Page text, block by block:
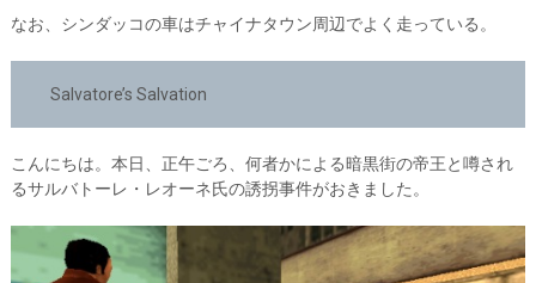
なお、シンダッコの車はチャイナタウン周辺でよく走っている。
Salvatore’s Salvation
こんにちは。本日、正午ごろ、何者かによる暗黒街の帝王と噂され
るサルバトーレ・レオーネ氏の誘拐事件がおきました。